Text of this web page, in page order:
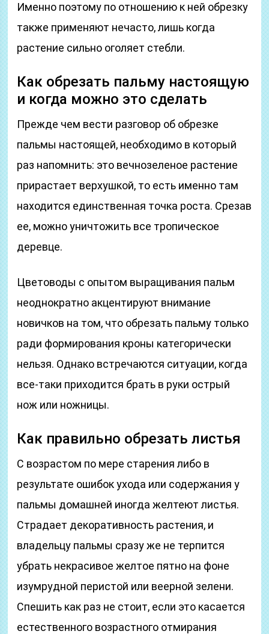
Именно поэтому по отношению к ней обрезку
также применяют нечасто, лишь когда
растение сильно оголяет стебли.
Как обрезать пальму настоящую
и когда можно это сделать
Прежде чем вести разговор об обрезке
пальмы настоящей, необходимо в который
раз напомнить: это вечнозеленое растение
прирастает верхушкой, то есть именно там
находится единственная точка роста. Срезав
ее, можно уничтожить все тропическое
деревце.
Цветоводы с опытом выращивания пальм
неоднократно акцентируют внимание
новичков на том, что обрезать пальму только
ради формирования кроны категорически
нельзя. Однако встречаются ситуации, когда
все-таки приходится брать в руки острый
нож или ножницы.
Как правильно обрезать листья
С возрастом по мере старения либо в
результате ошибок ухода или содержания у
пальмы домашней иногда желтеют листья.
Страдает декоративность растения, и
владельцу пальмы сразу же не терпится
убрать некрасивое желтое пятно на фоне
изумрудной перистой или веерной зелени.
Спешить как раз не стоит, если это касается
естественного возрастного отмирания